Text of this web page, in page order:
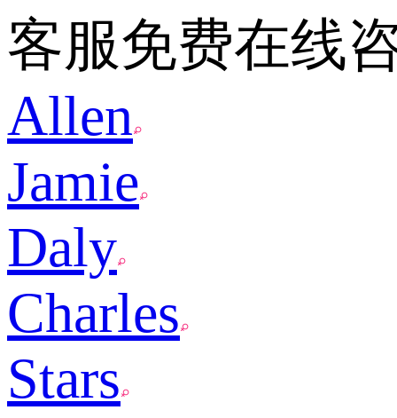
客服免费在线
Allen
Jamie
Daly
Charles
Stars